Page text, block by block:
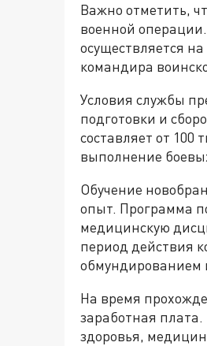
Важно отметить,
военной
осуществляется
командира
Условия службы
подготовки и
составляет от
выполнение
Обучение
опыт. Программа
медицинскую
период действия
обмундированием
На время
заработная
здоровья,